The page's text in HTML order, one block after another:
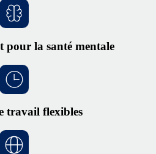
pour la santé mentale
travail flexibles